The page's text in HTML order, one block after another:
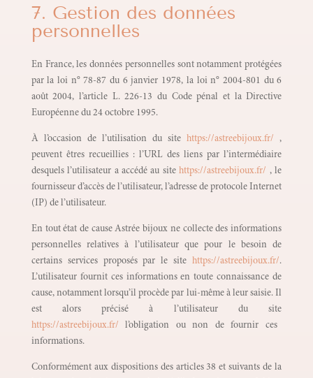
7. Gestion des données
personnelles
En France, les données personnelles sont notamment protégées
par la loi n° 78-87 du 6 janvier 1978, la loi n° 2004-801 du 6
août 2004, l’article L. 226-13 du Code pénal et la Directive
Européenne du 24 octobre 1995.
À l’occasion de l’utilisation du sitehttps://astreebijoux.fr/ ,
peuvent êtres recueillies : l’URL des liens par l’intermédiaire
desquels l’utilisateur a accédé au sitehttps://astreebijoux.fr/ , le
fournisseur d’accès de l’utilisateur, l’adresse de protocole Internet
(IP) de l’utilisateur.
En tout état de cause Astrée bijoux ne collecte des informations
personnelles relatives à l’utilisateur que pour le besoin de
certains services proposés par le site https://astreebijoux.fr/.
L’utilisateur fournit ces informations en toute connaissance de
cause, notamment lorsqu’il procède par lui-même à leur saisie. Il
est alors précisé à l’utilisateur du site
https://astreebijoux.fr/
l’obligation ou non de fournir ces
informations.
Conformément aux dispositions des articles 38 et suivants de la